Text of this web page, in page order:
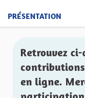
PRÉSENTATION
Retrouvez
en ligne.